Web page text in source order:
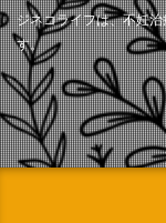
ジネコライフは、不妊
す。